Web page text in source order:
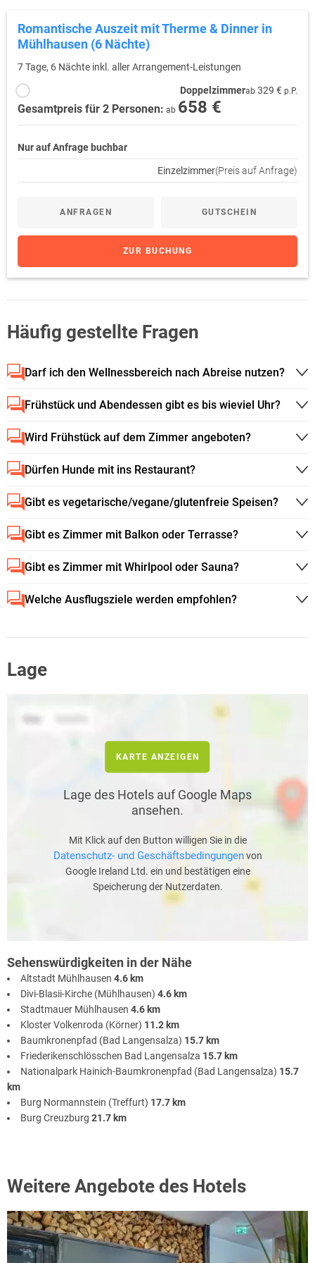
Nationalpark-Ranger geführte Ausflüge wie zum Beispiel Wildnis- und
Kräuterwanderungen oder Pilzerkundungen. Für ein Naturerlebnis
Nationalparks mit seinen unterschiedlichen Parcours und einer 120
Meter langen Seilbahn, an der man durch die Baumwipfel saust.
Romantische Auszeit mit Therme & Dinner in
Mühlhausen (6 Nächte)
7 Tage, 6 Nächte inkl. aller Arrangement-Leistungen
Doppelzimmerab 329 € p.P.
Gesamtpreis für 2 Personen: ab 658 €
Nur auf Anfrage buchbar
Einzelzimmer(Preis auf Anfrage)
ANFRAGEN GUTSCHEIN
ZUR BUCHUNG
Häufig gestellte Fragen
Darf ich den Wellnessbereich nach Abreise nutzen?
Frühstück und Abendessen gibt es bis wieviel Uhr?
Wird Frühstück auf dem Zimmer angeboten?
Dürfen Hunde mit ins Restaurant?
Gibt es vegetarische/vegane/glutenfreie Speisen?
Gibt es Zimmer mit Balkon oder Terrasse?
Gibt es Zimmer mit Whirlpool oder Sauna?
Welche Ausflugsziele werden empfohlen?
Lage
KARTE ANZEIGEN
Lage des Hotels auf Google Maps
ansehen.
Mit Klick auf den Button willigen Sie in die
Datenschutz- und Geschäftsbedingungenvon
Google Ireland Ltd. ein und bestätigen eine
Speicherung der Nutzerdaten.
Sehenswürdigkeiten in der Nähe
Altstadt Mühlhausen 4.6 km
Divi-Blasii-Kirche (Mühlhausen) 4.6 km
Stadtmauer Mühlhausen 4.6 km
Kloster Volkenroda (Körner) 11.2 km
Baumkronenpfad (Bad Langensalza) 15.7 km
Friederikenschlösschen Bad Langensalza 15.7 km
Nationalpark Hainich-Baumkronenpfad (Bad Langensalza) 15.7
km
Burg Normannstein (Treffurt) 17.7 km
Burg Creuzburg 21.7 km
Weitere Angebote des Hotels